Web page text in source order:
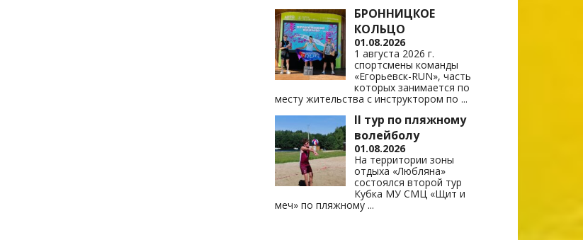
БРОННИЦКОЕ
КОЛЬЦО
01.08.2026
1 августа 2026 г.
спортсмены команды
«Егорьевск-RUN», часть
которых занимается по
месту жительства с инструктором по ...
II тур по пляжному
волейболу
01.08.2026
На территории зоны
отдыха «Любляна»
состоялся второй тур
Кубка МУ СМЦ «Щит и
меч» по пляжному ...